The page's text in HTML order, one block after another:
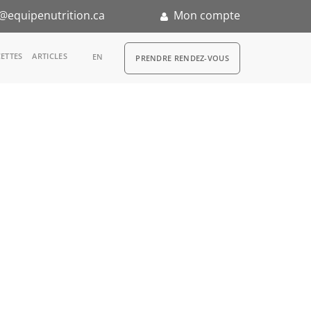
Mon compte
ARTICLES EN RDV
PRENDRE RENDEZ-VOUS